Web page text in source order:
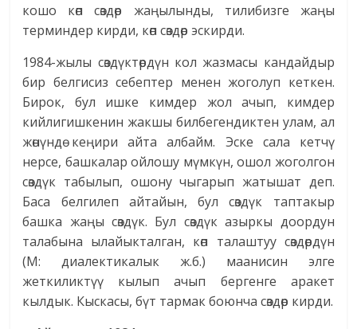
кошо көп сөздөр жаңылынды, тилибизге жаңы
терминдер кирди, көп сөздөр эскирди.
1984-жылы сөздүктөрдүн кол жазмасы кандайдыр
бир белгисиз себептер менен жоголуп кеткен.
Бирок, бул ишке кимдер жол ачып, кимдер
кийлигишкенин жакшы билбегендиктен улам, ал
жөнүндө кеңири айта албайм. Эске сала кетчү
нерсе, башкалар ойлошу мүмкүн, ошол жоголгон
сөздүк табылып, ошону чыгарып жатышат деп.
Баса белгилеп айтайын, бул сөздүк таптакыр
башка жаңы сөздүк. Бул сөздүк азыркы доордун
талабына ылайыкталган, көп талаштуу сөздөрдүн
(М: диалектикалык ж.б.) маанисин элге
жеткиликтүү кылып ачып бергенге аракет
кылдык. Кыскасы, бүт тармак боюнча сөздөр кирди.